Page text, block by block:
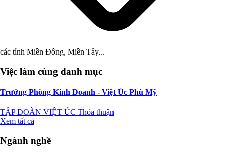
các tỉnh Miền Đông, Miền Tây...
Việc làm cùng danh mục
Trưởng Phòng Kinh Doanh - Việt Úc Phù Mỹ
TẬP ĐOÀN VIỆT ÚC Thỏa thuận
Xem tất cả
Ngành nghề